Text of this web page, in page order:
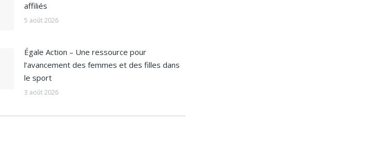
affiliés
5 août 2026
Égale Action – Une ressource pour
l’avancement des femmes et des filles dans
le sport
3 août 2026